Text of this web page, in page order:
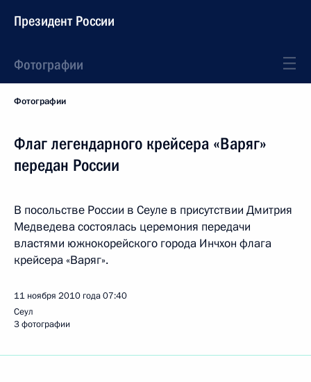
Президент России
Фотографии
Фотографии
Флаг легендарного крейсера «Варяг»
передан России
В посольстве России в Сеуле в присутствии Дмитрия
Медведева состоялась церемония передачи
властями южнокорейского города Инчхон флага
крейсера «Варяг».
11 ноября 2010 года07:40
Сеул
3 фотографии